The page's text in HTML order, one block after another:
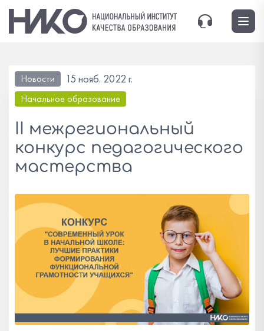
Новости 15 нояб. 2022 г.
Начальное образование
II межрегиональный
конкурс педагогического
мастерства